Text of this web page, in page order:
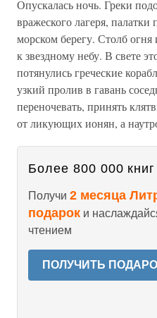
Опускалась ночь. Греки
вражеского лагеря, палатки
морском берегу. Столб
к звездному небу. В свете
потянулись греческие
узкий пролив в гавань
переночевать, принять
от ликующих ионян, а
Более 800 000
Получи 2 месяца
подарок и
чтением
ПОЛУЧИТЬ